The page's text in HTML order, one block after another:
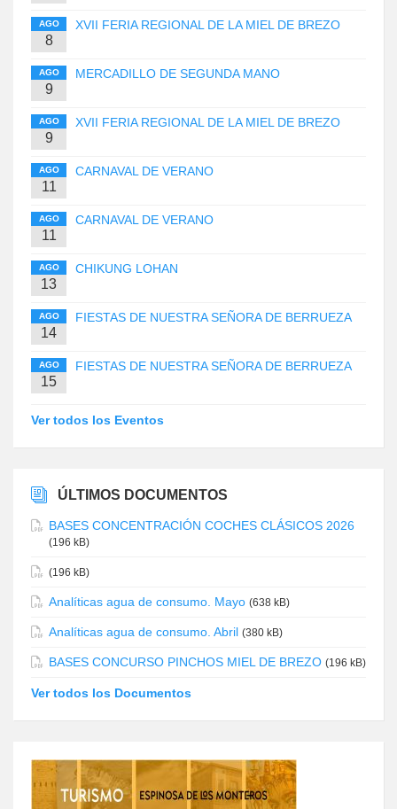
AGO
8
XVII FERIA REGIONAL DE LA MIEL DE BREZO
AGO
9
MERCADILLO DE SEGUNDA MANO
AGO
9
XVII FERIA REGIONAL DE LA MIEL DE BREZO
AGO
11
CARNAVAL DE VERANO
AGO
11
CARNAVAL DE VERANO
AGO
13
CHIKUNG LOHAN
AGO
14
FIESTAS DE NUESTRA SEÑORA DE BERRUEZA
AGO
15
FIESTAS DE NUESTRA SEÑORA DE BERRUEZA
Ver todos los Eventos
ÚLTIMOS DOCUMENTOS
BASES CONCENTRACIÓN COCHES CLÁSICOS 2026
(196 kB)
(196 kB)
Analíticas agua de consumo. Mayo (638 kB)
Analíticas agua de consumo. Abril (380 kB)
BASES CONCURSO PINCHOS MIEL DE BREZO (196 kB)
Ver todos los Documentos